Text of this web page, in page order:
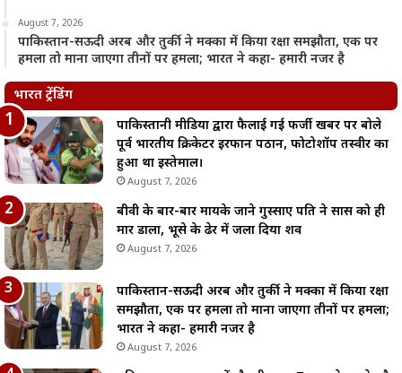
August 7, 2026
पाकिस्तान-सऊदी अरब और तुर्की ने मक्का में किया रक्षा समझौता, एक पर
हमला तो माना जाएगा तीनों पर हमला; भारत ने कहा- हमारी नजर है
भारत ट्रेंडिंग
पाकिस्तानी मीडिया द्वारा फैलाई गई फर्जी खबर पर बोले
पूर्व भारतीय क्रिकेटर इरफान पठान, फोटोशॉप तस्वीर का
हुआ था इस्तेमाल।
August 7, 2026
बीवी के बार-बार मायके जाने गुस्साए पति ने सास को ही
मार डाला, भूसे के ढेर में जला दिया शव
August 7, 2026
पाकिस्तान-सऊदी अरब और तुर्की ने मक्का में किया रक्षा
समझौता, एक पर हमला तो माना जाएगा तीनों पर हमला;
भारत ने कहा- हमारी नजर है
August 7, 2026